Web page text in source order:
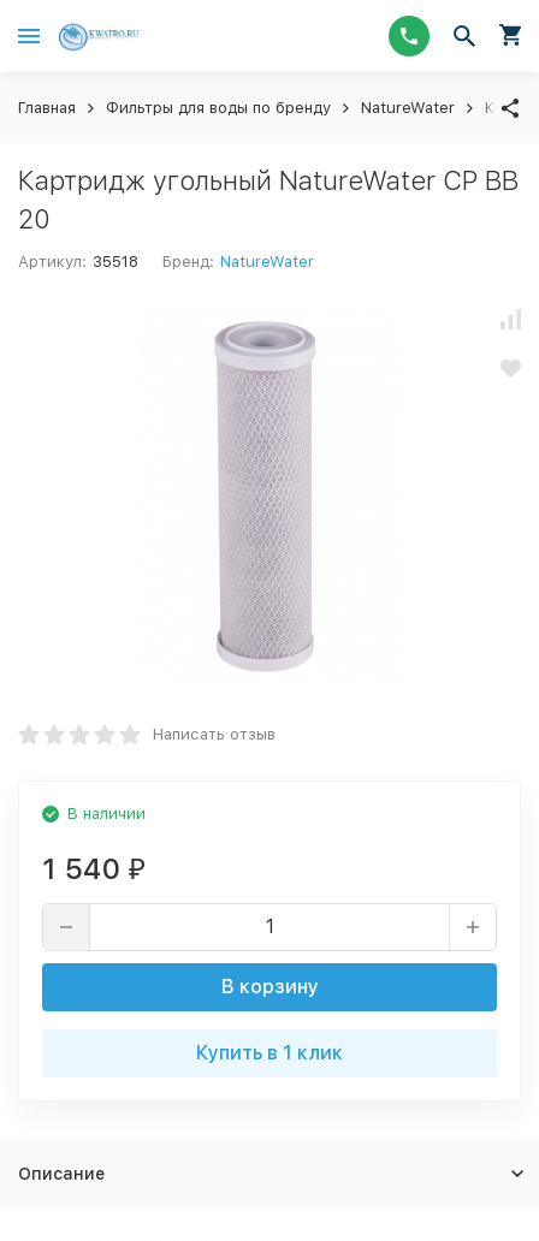
Главная Фильтры для воды по бренду NatureWater
Картридж угольный NatureWater CP BB
20
Артикул: 35518 Бренд: NatureWater
Написать отзыв
В наличии
1 540 ₽
В корзину
Купить в 1 клик
Описание